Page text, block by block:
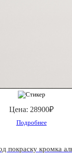
Цена: 28900₽
Подробнее
покраску кромка